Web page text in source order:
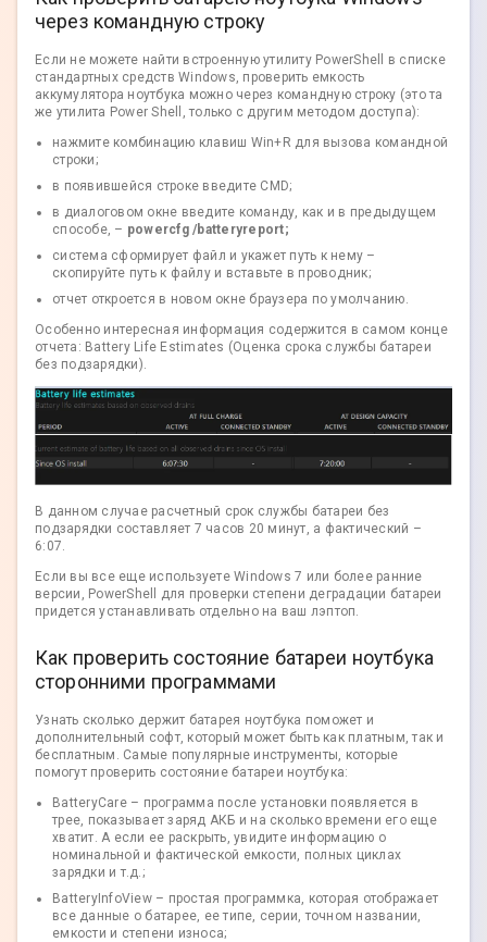
через командную строку
Если не можете найти встроенную утилиту PowerShell в списке
стандартных средств Windows, проверить емкость
аккумулятора ноутбука можно через командную строку (это та
же утилита Power Shell, только с другим методом доступа):
нажмите комбинацию клавиш Win+R для вызова командной
строки;
в появившейся строке введите CMD;
в диалоговом окне введите команду, как и в предыдущем
способе, – powercfg /batteryreport;
система сформирует файл и укажет путь к нему –
скопируйте путь к файлу и вставьте в проводник;
отчет откроется в новом окне браузера по умолчанию.
Особенно интересная информация содержится в самом конце
отчета: Battery Life Estimates (Оценка срока службы батареи
без подзарядки).
В данном случае расчетный срок службы батареи без
подзарядки составляет 7 часов 20 минут, а фактический –
6:07.
Если вы все еще используете Windows 7 или более ранние
версии, PowerShell для проверки степени деградации батареи
придется устанавливать отдельно на ваш лэптоп.
Как проверить состояние батареи ноутбука
сторонними программами
Узнать сколько держит батарея ноутбука поможет и
дополнительный софт, который может быть как платным, так и
бесплатным. Самые популярные инструменты, которые
помогут проверить состояние батареи ноутбука:
BatteryCare – программа после установки появляется в
трее, показывает заряд АКБ и на сколько времени его еще
хватит. А если ее раскрыть, увидите информацию о
номинальной и фактической емкости, полных циклах
зарядки и т.д.;
BatteryInfoView – простая программка, которая отображает
все данные о батарее, ее типе, серии, точном названии,
емкости и степени износа;